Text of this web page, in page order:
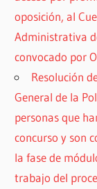
oposición, al
Administrativa
convocado por
Resolución
General de la
personas que
concurso y son
la fase de
trabajo del